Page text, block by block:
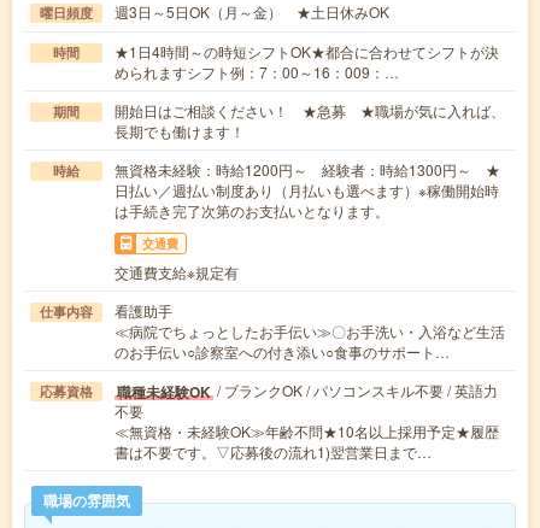
曜日頻度 週3日～5日OK（月～金） ★土日休みOK
時間
★1日4時間～の時短シフトOK★都合に合わせてシフトが決
められますシフト例：7：00～16：009：…
期間
開始日はご相談ください！ ★急募 ★職場が気に入れば、
長期でも働けます！
時給
無資格未経験：時給1200円～ 経験者：時給1300円～ ★
日払い／週払い制度あり（月払いも選べます）※稼働開始時
は手続き完了次第のお支払いとなります。
交通費
交通費支給※規定有
仕事内容
看護助手
≪病院でちょっとしたお手伝い≫〇お手洗い・入浴など生活
のお手伝い○診察室への付き添い○食事のサポート…
応募資格 職種未経験OK / ブランクOK / パソコンスキル不要 / 英語力
不要
≪無資格・未経験OK≫年齢不問★10名以上採用予定★履歴
書は不要です。▽応募後の流れ1)翌営業日まで…
職場の雰囲気